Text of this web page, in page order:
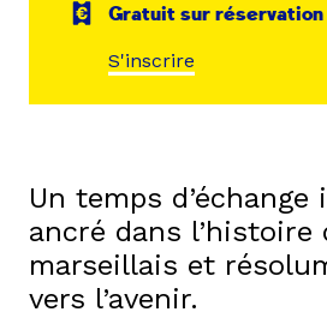
Gratuit sur réservation
S'inscrire
Un temps
ancré dans
marseillais et
vers l’avenir.